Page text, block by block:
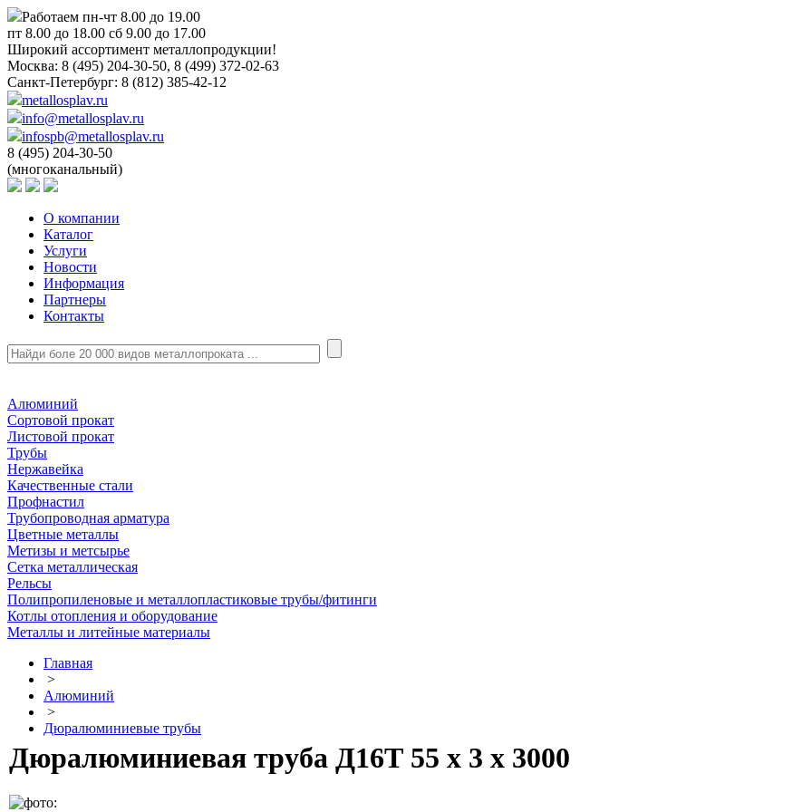
Работаем пн-чт 8.00 до 19.00
пт 8.00 до 18.00 сб 9.00 до 17.00
Широкий ассортимент металлопродукции!
Москва: 8 (495) 204-30-50, 8 (499) 372-02-63
Санкт-Петербург: 8 (812) 385-42-12
metallosplav.ru
info@metallosplav.ru
infospb@metallosplav.ru
8 (495) 204-30-50
(многоканальный)
О компании
Каталог
Услуги
Новости
Информация
Партнеры
Контакты
Алюминий
Сортовой прокат
Листовой прокат
Трубы
Нержавейка
Качественные стали
Профнастил
Трубопроводная арматура
Цветные металлы
Метизы и метсырье
Сетка металлическая
Рельсы
Полипропиленовые и металлопластиковые трубы/фитинги
Котлы отопления и оборудование
Металлы и литейные материалы
Главная
>
Алюминий
>
Дюралюминиевые трубы
Дюралюминиевая труба Д16Т 55 х 3 х 3000